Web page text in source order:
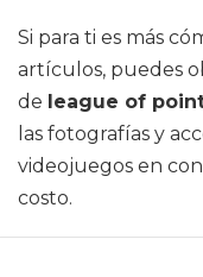
Si para ti es más
artículos, puedes
de league of
las fotografías y
videojuegos en
costo.